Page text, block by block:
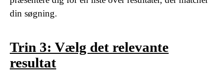
din søgning.
Trin 3: Vælg det relevante
resultat